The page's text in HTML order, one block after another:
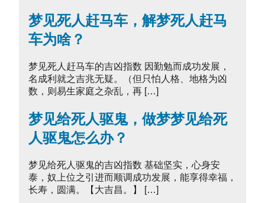
梦见死人赶马车，解梦死人赶马
车为啥？
梦见死人赶马车的吉凶指数 因勤勉而成功发展，
名成利就之吉兆无疑。（但只怕人格、地格为凶
数，则易生家庭之杂乱，再 […]
梦见给死人驱鬼，做梦梦见给死
人驱鬼怎么办？
梦见给死人驱鬼的吉凶指数 基础坚实，心身安
泰，奴上位之引进而顺调成功发展，能享得幸福，
长寿，圆满。【大吉昌。】 […]